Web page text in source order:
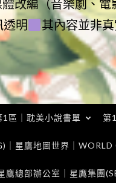
體改編（音樂劇、
明
其內容並非
1區｜耽美小說書單 第
｜星鷹地圖世界｜
鷹總部辦公室｜星鷹集團